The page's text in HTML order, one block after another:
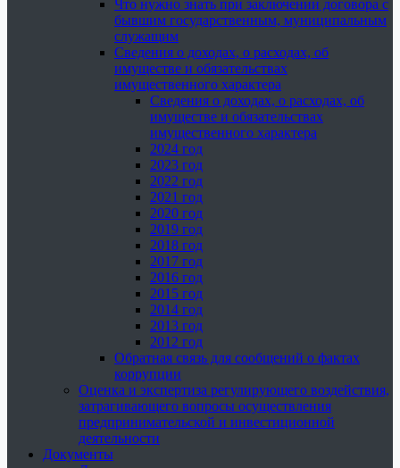
Что нужно знать при заключении договора с
бывшим государственным, муниципальным
служащим
Сведения о доходах, о расходах, об
имуществе и обязательствах
имущественного характера
Сведения о доходах, о расходах, об
имуществе и обязательствах
имущественного характера
2024 год
2023 год
2022 год
2021 год
2020 год
2019 год
2018 год
2017 год
2016 год
2015 год
2014 год
2013 год
2012 год
Обратная связь для сообщений о фактах
коррупции
Оценка и экспертиза регулирующего воздействия,
затрагивающего вопросы осуществления
предпринимательской и инвестиционной
деятельности
Документы